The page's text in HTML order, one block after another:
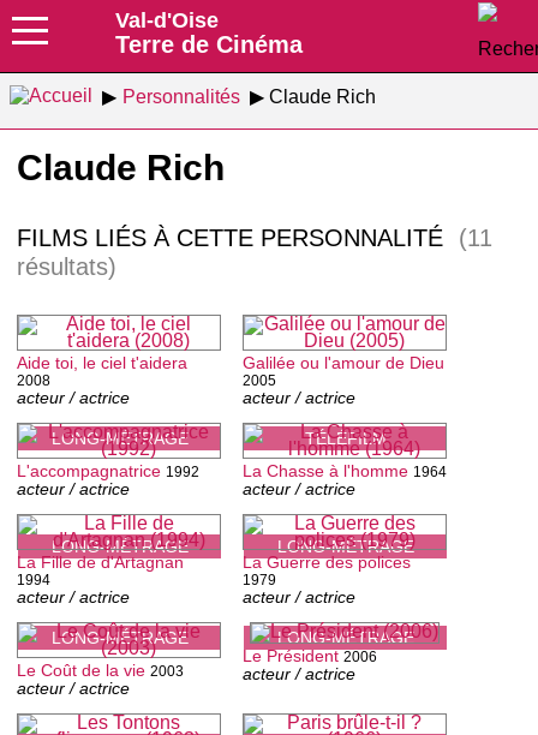
Val-d'Oise
Terre de Cinéma
Personnalités Claude Rich
Claude Rich
FILMS LIÉS À CETTE PERSONNALITÉ
(11
résultats)
LONG-MÉTRAGE
Aide toi, le ciel t'aidera
2008
acteur / actrice
TÉLÉFILM
Galilée ou l'amour de Dieu
2005
acteur / actrice
LONG-MÉTRAGE
L'accompagnatrice 1992
acteur / actrice
LONG-MÉTRAGE
La Chasse à l'homme 1964
acteur / actrice
LONG-MÉTRAGE
La Fille de d'Artagnan
1994
acteur / actrice
LONG-MÉTRAGE
La Guerre des polices
1979
acteur / actrice
Le Coût de la vie 2003
acteur / actrice
Le Président 2006
acteur / actrice